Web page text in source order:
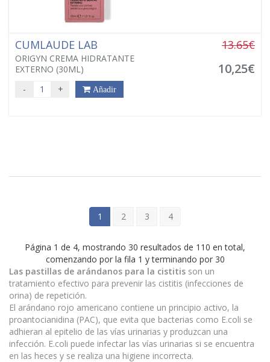
CUMLAUDE LAB
ORIGYN CREMA HIDRATANTE
EXTERNO (30ML)
13.65€
10,25€
- + Añadir
1 2 3 4
Página 1 de 4, mostrando 30 resultados de 110 en total,
comenzando por la fila 1 y terminando por 30
Las pastillas de arándanos para la cistitis son un
tratamiento efectivo para prevenir las cistitis (infecciones de
orina) de repetición.
El arándano rojo americano contiene un principio activo, la
proantocianidina (PAC), que evita que bacterias como E.coli se
adhieran al epitelio de las vías urinarias y produzcan una
infección. E.coli puede infectar las vías urinarias si se encuentra
en las heces y se realiza una higiene incorrecta.